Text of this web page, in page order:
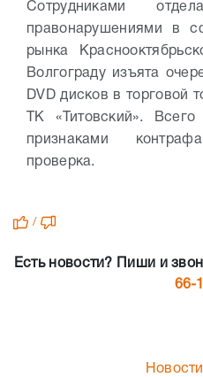
Сотрудниками
правонарушениями в
рынка
Волгограду изъята
DVD дисков в торговой
ТК «Титовский».
признаками
проверка.
/
Есть новости? Пиши и
66-